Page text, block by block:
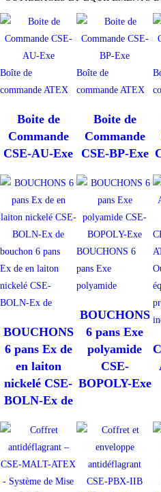
Boîte de
commande ATEX
Boite de
Commande
CSE-AU-Exe
Boîte de
commande ATEX
Boite de
Commande
CSE-BP-Exe
bouchon 6 pans
Ex de en laiton
nickelé CSE-
BOLN-Ex de
BOUCHONS
6 pans Ex de
en laiton
nickelé CSE-
BOLN-Ex de
BOUCHONS 6
pans Exe
polyamide
BOUCHONS
6 pans Exe
polyamide
CSE-
BOPOLY-Exe